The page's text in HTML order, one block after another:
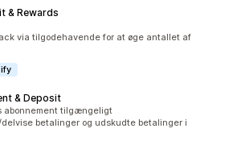
& Rewards
via tilgodehavende for at øge antallet af
& Deposit
alt
abonnement tilgængeligt
betalinger og udskudte betalinger i